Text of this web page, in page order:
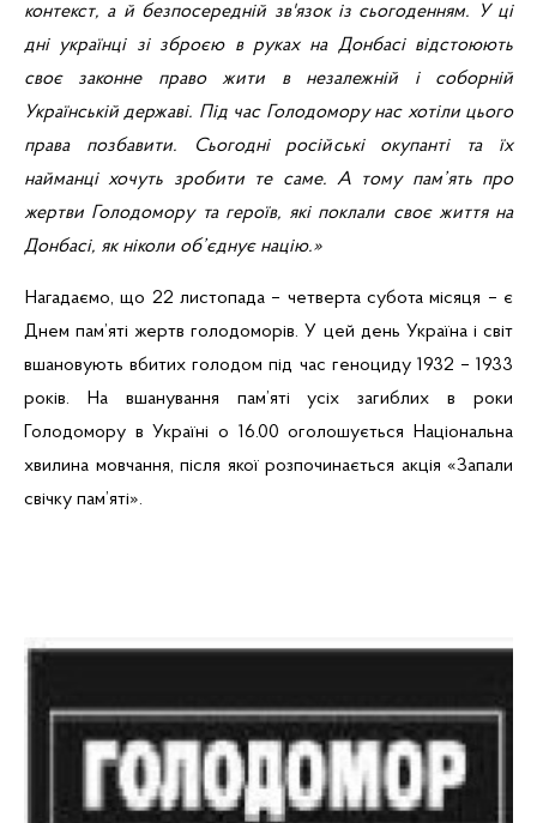
контекст, а й безпосередній зв'язок із сьогоденням. У ці
дні українці зі зброєюв руках на Донбасі відстоюють
своє законнеправожити в незалежній і
соборній
Українській державі. Під час Голодомору нас хотіли цього
права позбавити. Сьогодні російські окупанті та їх
найманці хочуть зробити те саме. А тому пам’ять про
жертви Голодомору та героїв, які поклали своє життя на
Донбасі, як ніколи об’єднує націю.»
Нагадаємо, що 22 листопада – четверта субота місяця – є
Днем пам’яті жертв голодоморів. У цей день Україна і світ
вшановують вбитих голодом під час геноциду 1932 – 1933
років.
На вшанування пам’яті усіх загиблих в роки
Голодомору в Україні о 16.00 оголошується Національна
хвилина мовчання, після якої розпочинається акція «Запали
свічку пам’яті».